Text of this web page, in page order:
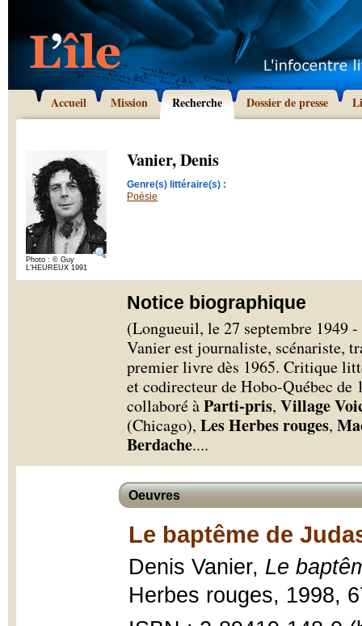
Accueil Mission Recherche Dossier de presse
Photo : © Guy
L'HEUREUX 1991
Vanier, Denis
Genre(s) littéraire(s) :
Poésie
Notice biographique
(Longueuil, le 27 septembre 1949
Vanier est journaliste, scénariste,
premier livre dès 1965. Critique
et codirecteur de Hobo-Québec de
collaboré àParti-pris, Village
(Chicago), Les Herbes rouges,
Berdache....
Oeuvres
Le baptême de
Denis Vanier, Le
Herbes rouges, 1998,